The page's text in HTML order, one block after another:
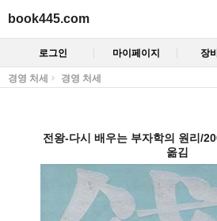
book445.com
로그인 마이페이지 장
경영 처세 경영 처세
전왕-다시 배우는 부자학의 원리/
옮김